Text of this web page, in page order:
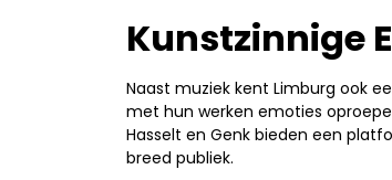
Kunstzinnige
Naast muziek kent Limburg ook
met hun werken emoties
Hasselt en Genk bieden een
breed publiek.